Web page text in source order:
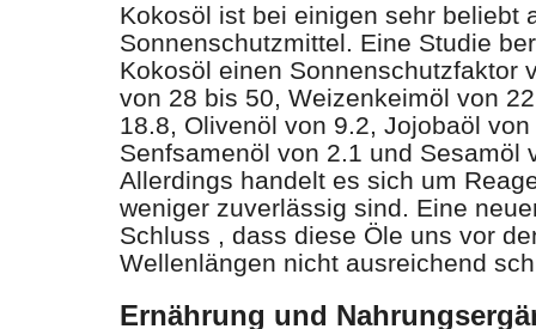
Kokosöl ist bei einigen sehr beliebt
Sonnenschutzmittel. Eine Studie
Kokosöl einen Sonnenschutzfaktor
von 28 bis 50, Weizenkeimöl von
18.8, Olivenöl von 9.2, Jojobaöl
Senfsamenöl von 2.1 und Sesamöl
Allerdings handelt es sich um
weniger zuverlässig sind. Eine
Schluss , dass diese Öle uns vor
Wellenlängen nicht ausreichend
Ernährung und